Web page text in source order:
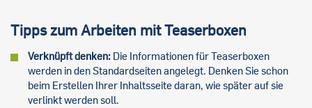
Tipps zum Arbeiten mit Teaserboxen
Verknüpft denken: Die Informationen für Teaserboxen
werden in den Standardseiten angelegt. Denken Sie schon
beim Erstellen Ihrer Inhaltsseite daran, wie später auf sie
verlinkt werden soll.